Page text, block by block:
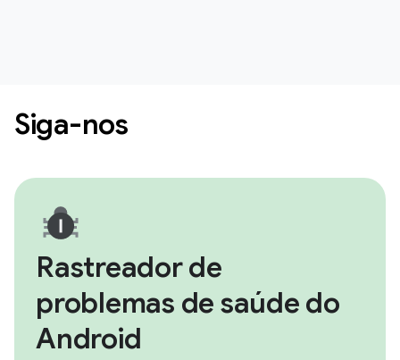
Siga-nos
Rastreador de
problemas de saúde do
Android